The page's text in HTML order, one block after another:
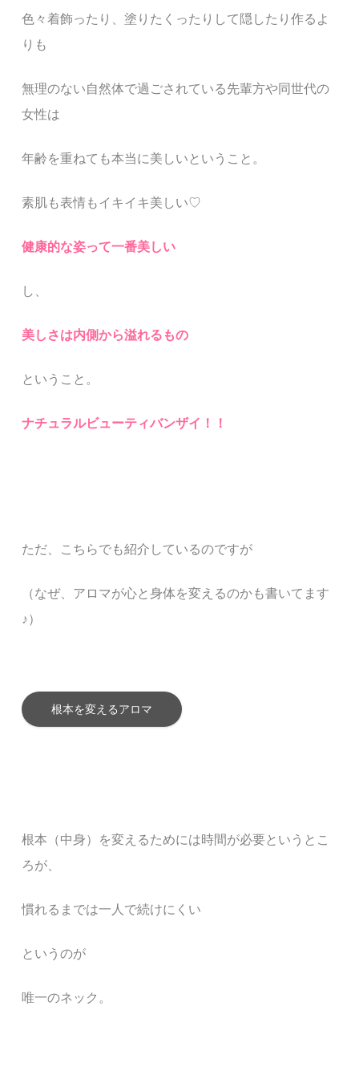
色々着飾ったり、塗りたくったりして隠したり作るよ
りも
無理のない自然体で過ごされている先輩方や同世代の
女性は
年齢を重ねても本当に美しいということ。
素肌も表情もイキイキ美しい♡
健康的な姿って一番美しい
し、
美しさは内側から溢れるもの
ということ。
ナチュラルビューティバンザイ！！
ただ、こちらでも紹介しているのですが
（なぜ、アロマが心と身体を変えるのかも書いてます
♪）
根本を変えるアロマ
根本（中身）を変えるためには時間が必要というとこ
ろが、
慣れるまでは一人で続けにくい
というのが
唯一のネック。